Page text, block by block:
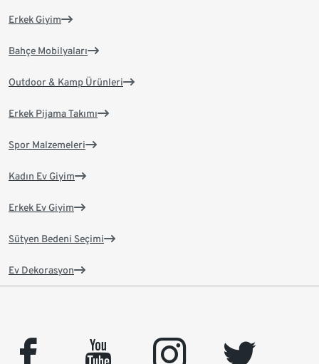
Erkek Giyim
Bahçe Mobilyaları
Outdoor & Kamp Ürünleri
Erkek Pijama Takımı
Spor Malzemeleri
Kadın Ev Giyim
Erkek Ev Giyim
Sütyen Bedeni Seçimi
Ev Dekorasyon
facebook youtube instagram
twitter